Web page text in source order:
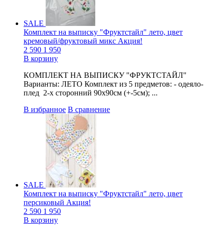
SALE
Комплект на выписку "Фруктстайл" лето, цвет
кремовый/фруктовый микс Акция!
2 590 1 950
В корзину
КОМПЛЕКТ НА ВЫПИСКУ "ФРУКТСТАЙЛ"
Варианты: ЛЕТО Комплект из 5 предметов: - одеяло-
плед 2-х сторонний 90х90см (+-5см); ...
В избранное В сравнение
SALE
Комплект на выписку "Фруктстайл" лето, цвет
персиковый Акция!
2 590 1 950
В корзину